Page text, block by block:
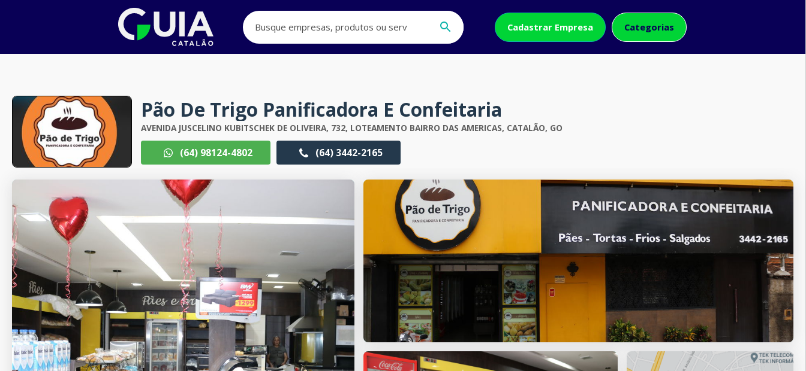
Cadastrar Empresa Categorias
Pão De Trigo Panificadora E Confeitaria
AVENIDA JUSCELINO KUBITSCHEK DE OLIVEIRA, 732, LOTEAMENTO BAIRRO DAS AMERICAS, CATALÃO, GO
(64) 98124-4802 (64) 3442-2165